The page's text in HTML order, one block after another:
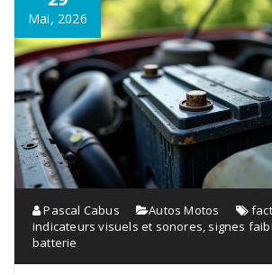
Mai, 2026
Pascal Cabus Autos Motos
indicateurs visuels et sonores, signes
batterie